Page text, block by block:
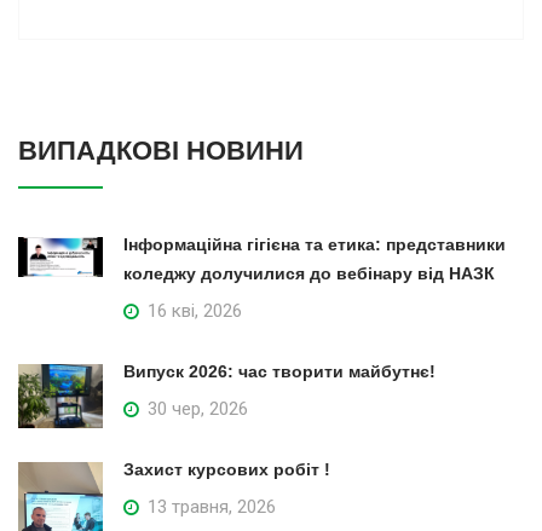
ВИПАДКОВІ НОВИНИ
Інформаційна гігієна та етика: представники
коледжу долучилися до вебінару від НАЗК
16 кві, 2026
Випуск 2026: час творити майбутнє!
30 чер, 2026
Захист курсових робіт !
13 травня, 2026